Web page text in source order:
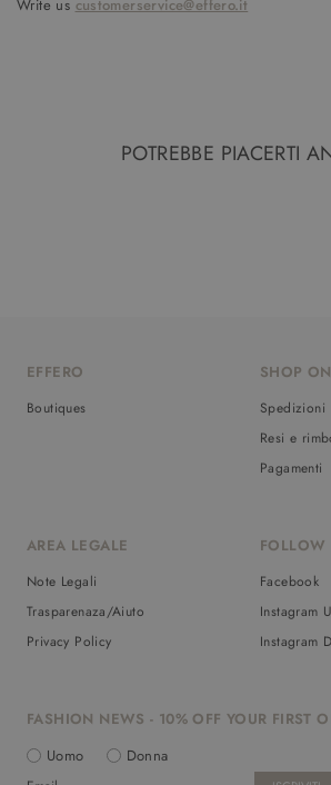
Write us customerservice@effero.it
POTREBBE PIACERTI
EFFERO
Boutiques
SHOP
Spedizioni
Resi e
Pagamenti
AREA LEGALE
Note Legali
Trasparenaza/Aiuto
Privacy Policy
FOLLOW
Facebook
Instagram
Instagram
FASHION NEWS - 10% OFF YOUR FIRST
Uomo
Donna